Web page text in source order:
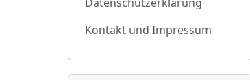
Kontakt und Impressum